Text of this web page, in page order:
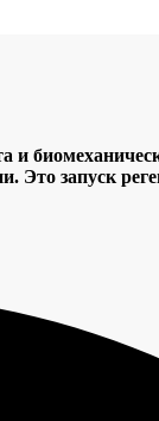
Это запуск